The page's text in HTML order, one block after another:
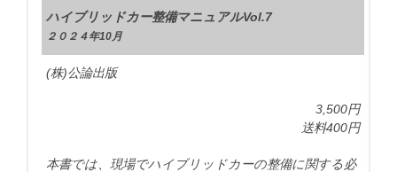
ハイブリッドカー整備マニュアルVol.7
２０２４年10月
(株)公論出版
3,500円
送料400円
本書では、現場でハイブリッドカーの整備に関する必